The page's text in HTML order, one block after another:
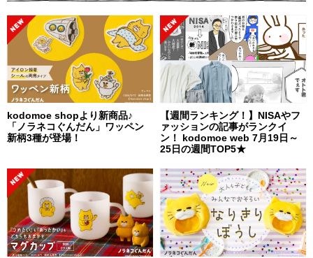
kodomoe shopより新商品♪
「ノラネコぐんだん」ワッペン
新柄3種が登場！
【週間ランキング！】NISAやフ
ァッションの記事がランクイ
ン！ kodomoe web 7月19日～
25日の週間TOP5★